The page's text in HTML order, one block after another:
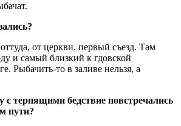
от церкви, первый съезд. Там
и самый близкий к гдовской
Рыбачить-то в заливе нельзя, а
с терпящими бедствие повстречались
пути?